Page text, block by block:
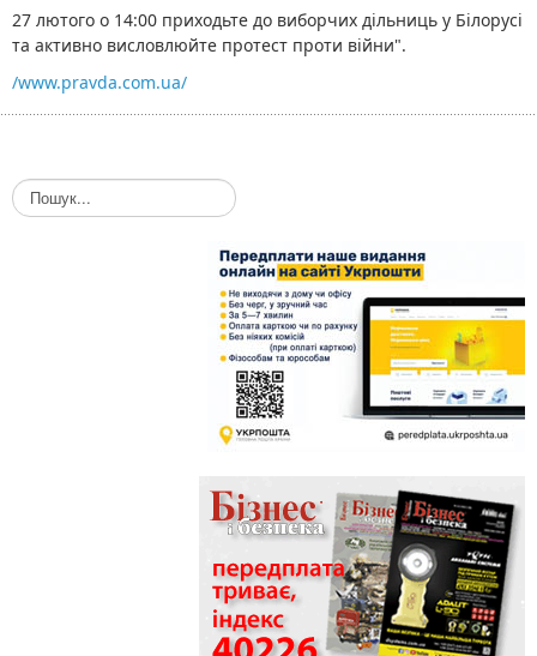
27 лютого о 14:00 приходьте до виборчих дільниць у Білорусі
та активно висловлюйте протест проти війни".
/www.pravda.com.ua/
П
о